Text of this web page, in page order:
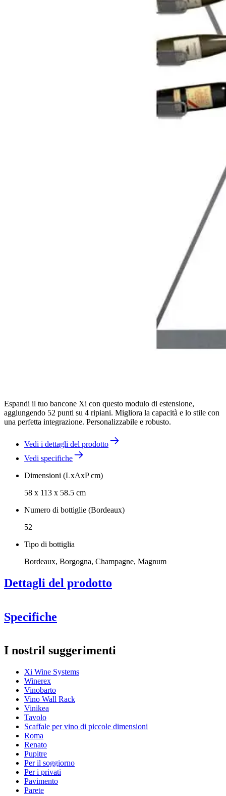
Espandi il tuo bancone Xi con questo modulo di estensione,
aggiungendo 52 punti su 4 ripiani. Migliora la capacità e lo stile con
una perfetta integrazione. Personalizzabile e robusto.
Vedi i dettagli del prodotto
Vedi specifiche
Dimensioni (LxAxP cm)
58 x 113 x 58.5 cm
Numero di bottiglie (Bordeaux)
52
Tipo di bottiglia
Bordeaux, Borgogna, Champagne, Magnum
Dettagli del prodotto
Specifiche
Numero di prodotto13029
Generale
Posizionamento
FinituraMetallo
Modulare
Bottiglie
Numero di bottiglie (Bordeaux)
Tipo di bottiglia
Dimensioni (LxAxP cm)
Altezza (cm)
I nostril suggerimenti
Xi Wine Systems
Winerex
Vinobarto
Vino Wall Rack
Vinikea
Tavolo
Scaffale per vino di piccole dimensioni
Roma
Renato
Pupitre
Per il soggiorno
Per i privati
Pavimento
Parete